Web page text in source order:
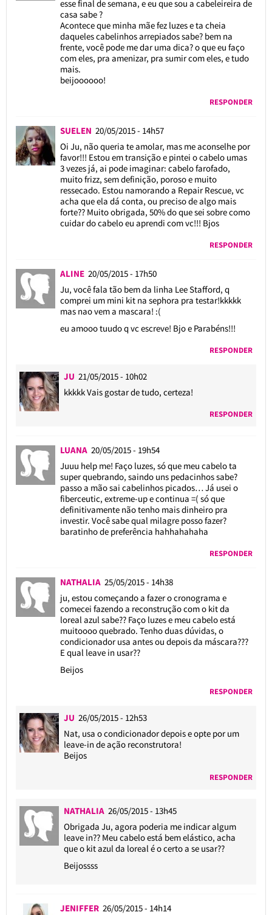
esse final de semana, e eu que sou a cabeleireira de
casa sabe ?
Acontece que minha mãe fez luzes e ta cheia
daqueles cabelinhos arrepiados sabe? bem na
frente, você pode me dar uma dica? o que eu faço
com eles, pra amenizar, pra sumir com eles, e tudo
mais.
beijoooooo!
RESPONDER
SUELEN 20/05/2015 - 14h57
Oi Ju, não queria te amolar, mas me aconselhe por
favor!!! Estou em transição e pintei o cabelo umas
3 vezes já, ai pode imaginar: cabelo farofado,
muito frizz, sem definição, poroso e muito
ressecado. Estou namorando a Repair Rescue, vc
acha que ela dá conta, ou preciso de algo mais
forte?? Muito obrigada, 50% do que sei sobre como
cuidar do cabelo eu aprendi com vc!!! Bjos
RESPONDER
ALINE 20/05/2015 - 17h50
Ju, você fala tão bem da linha Lee Stafford, q
comprei um mini kit na sephora pra testar!kkkkk
mas nao vem a mascara! :(
eu amooo tuudo q vc escreve! Bjo e Parabéns!!!
RESPONDER
JU 21/05/2015 - 10h02
kkkkk Vais gostar de tudo, certeza!
RESPONDER
LUANA 20/05/2015 - 19h54
Juuu help me! Faço luzes, só que meu cabelo ta
super quebrando, saindo uns pedacinhos sabe?
passo a mão sai cabelinhos picados… Já usei o
fiberceutic, extreme-up e continua =( só que
definitivamente não tenho mais dinheiro pra
investir. Você sabe qual milagre posso fazer?
baratinho de preferência hahhahahaha
RESPONDER
NATHALIA 25/05/2015 - 14h38
ju, estou começando a fazer o cronograma e
comecei fazendo a reconstrução com o kit da
loreal azul sabe?? Faço luzes e meu cabelo está
muitoooo quebrado. Tenho duas dúvidas, o
condicionador usa antes ou depois da máscara???
E qual leave in usar??
Beijos
RESPONDER
JU 26/05/2015 - 12h53
Nat, usa o condicionador depois e opte por um
leave-in de ação reconstrutora!
Beijos
RESPONDER
NATHALIA26/05/2015 - 13h45
Obrigada Ju, agora poderia me indicar algum
leave in?? Meu cabelo está bem elástico, acha
que o kit azul da loreal é o certo a se usar??
Beijossss
JENIFFER 26/05/2015 - 14h14